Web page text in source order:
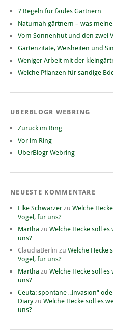
7 Regeln für faules Gärtnern
Naturnah gärtnern – was
Vom Sonnenhut und den zwei
Gartenzitate, Weisheiten und
Weniger Arbeit mit der
Welche Pflanzen für sandige
UBERBLOGR WEBRING
Zurück im Ring
Vor im Ring
UberBlogr Webring
NEUESTE KOMMENTARE
Elke Schwarzer zu Welche
Vögel, für uns?
Martha zu Welche Hecke soll
uns?
ClaudiaBerlin zu Welche Hecke
Vögel, für uns?
Martha zu Welche Hecke soll
uns?
Ceuta: spontane „Invasion“
Diaryzu Welche Hecke soll es
uns?